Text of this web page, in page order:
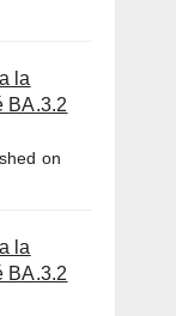
la
BA.3.2
on
la
BA.3.2